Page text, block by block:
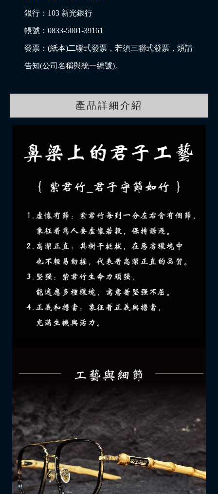
銀行：103 新光銀行
帳號：0833-5001-39161
發票：(紙本)二聯式發票，若須三聯式發票，煩請
告知(公司名稱與統一編號)。
產品詳細介紹